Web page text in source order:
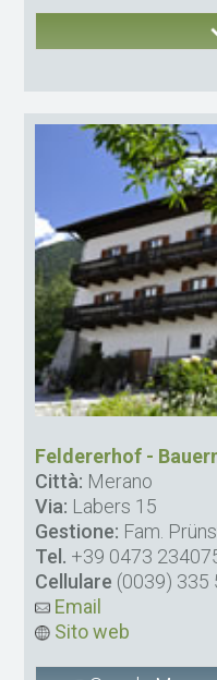
Feldererhof -
Città: Merano
Via: Labers 15
Gestione: Fam.
Tel. +39 0473
Cellulare (0039) 335
Email
Sito web